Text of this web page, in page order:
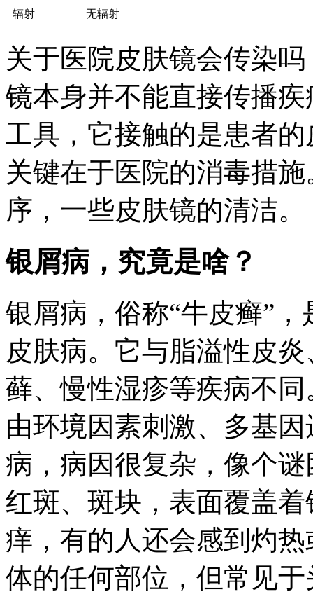
辐射 无辐射
关于医院皮肤镜会传染
镜本身并不能直接传播
工具，它接触的是患者
关键在于医院的消毒措
序，一些皮肤镜的清洁。
银屑病，究竟是啥？
银屑病，俗称“牛皮癣”
皮肤病。它与脂溢性皮
藓、慢性湿疹等疾病不
由环境因素刺激、多基
病，病因很复杂，像个
红斑、斑块，表面覆盖
痒，有的人还会感到灼
体的任何部位，但常见